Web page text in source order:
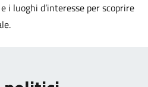
luoghi d’interesse per scoprire